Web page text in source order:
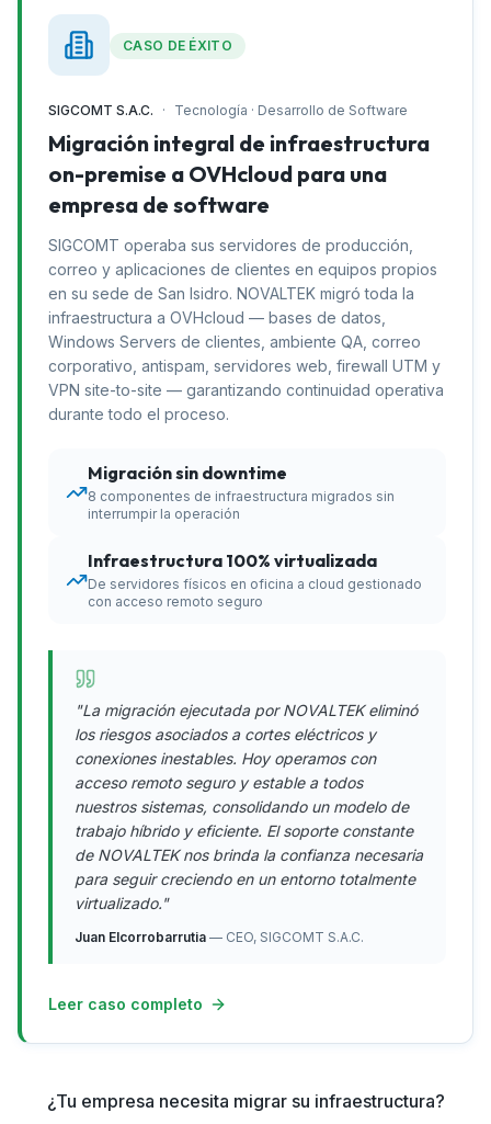
CASO DE ÉXITO
SIGCOMT S.A.C. · Tecnología · Desarrollo de Software
Migración integral de infraestructura
on-premise a OVHcloud para una
empresa de software
SIGCOMT operaba sus servidores de producción,
correo y aplicaciones de clientes en equipos propios
en su sede de San Isidro. NOVALTEK migró toda la
infraestructura a OVHcloud — bases de datos,
Windows Servers de clientes, ambiente QA, correo
corporativo, antispam, servidores web, firewall UTM y
VPN site-to-site — garantizando continuidad operativa
durante todo el proceso.
Migración sin downtime
8 componentes de infraestructura migrados sin
interrumpir la operación
Infraestructura 100% virtualizada
De servidores físicos en oficina a cloud gestionado
con acceso remoto seguro
"La migración ejecutada por NOVALTEK eliminó
los riesgos asociados a cortes eléctricos y
conexiones inestables. Hoy operamos con
acceso remoto seguro y estable a todos
nuestros sistemas, consolidando un modelo de
trabajo híbrido y eficiente. El soporte constante
de NOVALTEK nos brinda la confianza necesaria
para seguir creciendo en un entorno totalmente
virtualizado."
Juan Elcorrobarrutia — CEO, SIGCOMT S.A.C.
Leer caso completo
¿Tu empresa necesita migrar su infraestructura?